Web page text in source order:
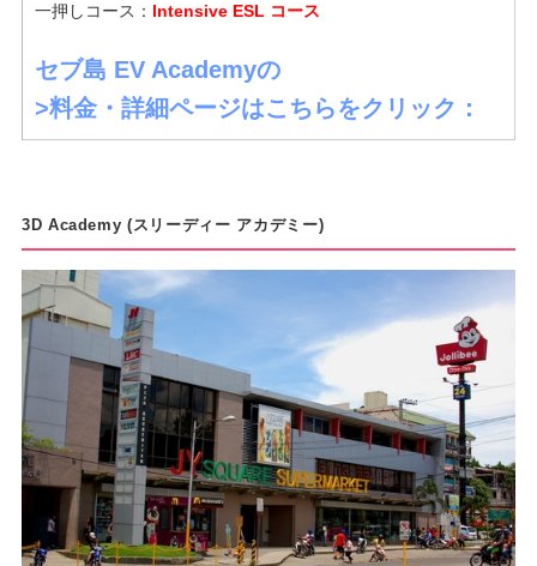
一押しコース： Intensive ESL コース
セブ島 EV Academyの
>料金・詳細ページはこちらをクリック：
3D Academy (スリーディー アカデミー)